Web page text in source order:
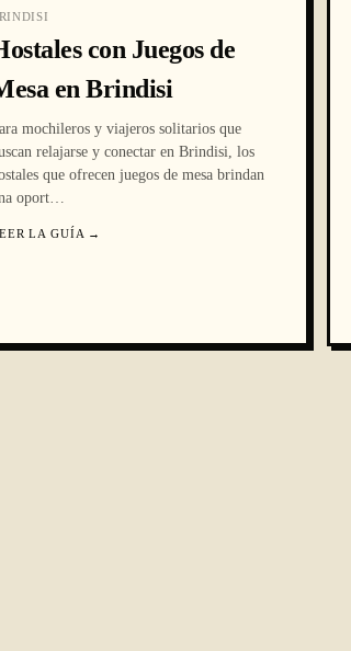
con Juegos de
en Brindisi
mochileros y viajeros solitarios que
relajarse y conectar en Brindisi, los
que ofrecen juegos de mesa brindan
oport…
LA GUÍA →